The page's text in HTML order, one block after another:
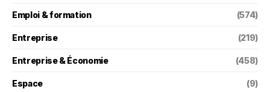
Emploi & formation (574)
Entreprise (219)
Entreprise & Économie (458)
Espace (9)